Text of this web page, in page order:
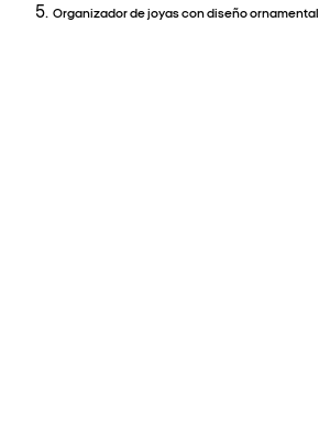
Organizador de joyas con diseño ornamental